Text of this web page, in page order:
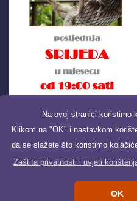
Na ovoj stranici koristimo
Klikom na "OK" i nastavkom
da se slažete što koristimo
Zaštita privatnosti i uvjeti
OK
Copyright ©2026. Pučka
|